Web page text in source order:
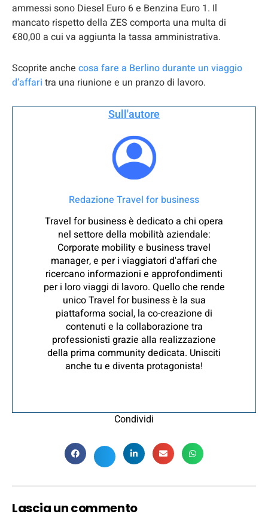
ammessi sono Diesel Euro 6 e Benzina Euro 1. Il
mancato rispetto della ZES comporta una multa di
€80,00 a cui va aggiunta la tassa amministrativa.
Scoprite anche cosa fare a Berlino durante un viaggio
d’affari tra una riunione e un pranzo di lavoro.
Sull'autore
Redazione Travel for business
Travel for business è dedicato a chi opera
nel settore della mobilità aziendale:
Corporate mobility e business travel
manager, e per i viaggiatori d'affari che
ricercano informazioni e approfondimenti
per i loro viaggi di lavoro. Quello che rende
unico Travel for business è la sua
piattaforma social, la co-creazione di
contenuti e la collaborazione tra
professionisti grazie alla realizzazione
della prima community dedicata. Unisciti
anche tu e diventa protagonista!
Condividi
Lascia un commento